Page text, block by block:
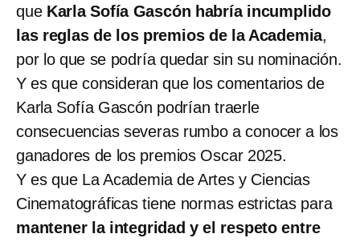
que Karla Sofía Gascón habría incumplido
las reglas de los premios de la Academia,
por lo que se podría quedar sin su nominación.
Y es que consideran que los comentarios de
Karla Sofía Gascón podrían traerle
consecuencias severas rumbo a conocer a los
ganadores de los premios Oscar 2025.
Y es que La Academia de Artes y Ciencias
Cinematográficas tiene normas estrictas para
mantener la integridad y el respeto entre